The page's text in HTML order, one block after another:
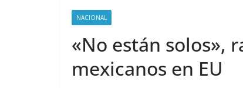
NACIONAL
«No están solos»,
mexicanos en EU